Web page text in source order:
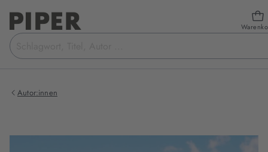
Suchbegriff
eingeben
Autor:innen